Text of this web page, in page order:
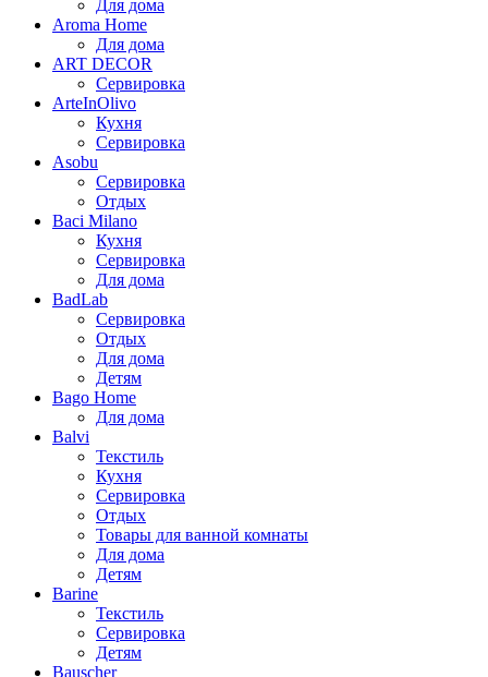
Для дома
Aroma Home
Для дома
ART DECOR
Сервировка
ArteInOlivo
Кухня
Сервировка
Asobu
Сервировка
Отдых
Baci Milano
Кухня
Сервировка
Для дома
BadLab
Сервировка
Отдых
Для дома
Детям
Bago Home
Для дома
Balvi
Текстиль
Кухня
Сервировка
Отдых
Товары для ванной комнаты
Для дома
Детям
Barine
Текстиль
Сервировка
Детям
Bauscher